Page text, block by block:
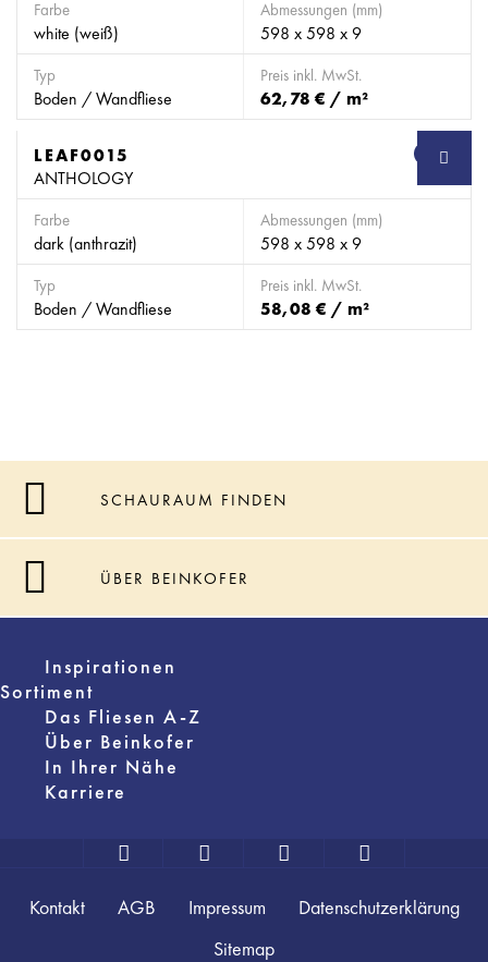
Farbe
white (weiß)
Abmessungen (mm)
598 x 598 x 9
Typ
Boden / Wandfliese
Preis inkl. MwSt.
62,78 € / m²
SB
LEAF0015
ANTHOLOGY
Farbe
dark (anthrazit)
Abmessungen (mm)
598 x 598 x 9
Typ
Boden / Wandfliese
Preis inkl. MwSt.
58,08 € / m²
SCHAURAUM FINDEN
ÜBER BEINKOFER
Inspirationen
Sortiment
Das Fliesen A-Z
Über Beinkofer
In Ihrer Nähe
Karriere
Kontakt AGB Impressum
Datenschutzerklärung
Sitemap